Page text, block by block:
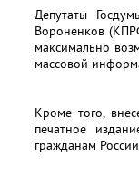
Депутаты
Вороненков
максимально
массовой
Кроме того,
печатное
гражданам